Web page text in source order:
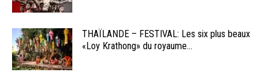
THAÏLANDE – FESTIVAL: Les six plus beaux
«Loy Krathong» du royaume...